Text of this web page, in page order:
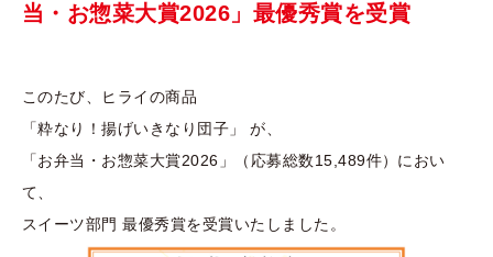
当・お惣菜大賞2026」最優秀賞を受賞
このたび、ヒライの商品
「粋なり！揚げいきなり団子」
が、
「お弁当・お惣菜大賞2026 」（応募総数 15,489件）におい
て、
スイーツ部門 最優秀賞を受賞いたしました。